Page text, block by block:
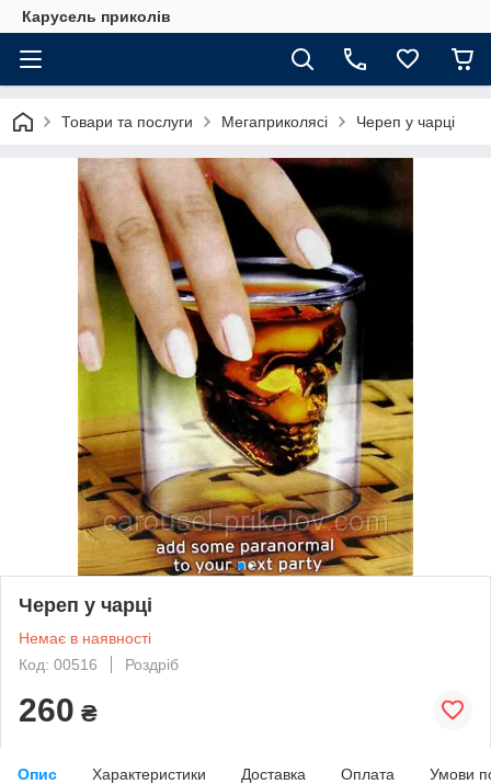
Карусель приколів
Товари та послуги Мегаприколясі Череп у чарці
Череп у чарці
Немає в наявності
Код: 00516
Роздріб
260 ₴
Опис Характеристики Доставка Оплата Умови